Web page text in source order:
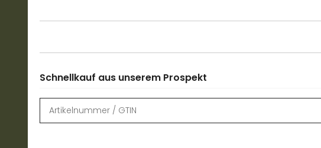
Schnellkauf aus unserem Prospekt